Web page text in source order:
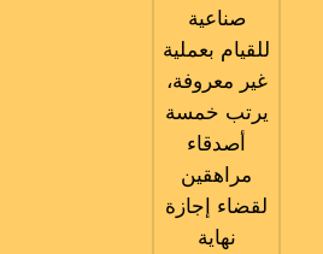
صناعية
للقيام بعملية
غير معروفة،
يرتب خمسة
أصدقاء
مراهقين
لقضاء إجازة
نهاية